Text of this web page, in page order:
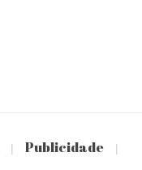
| Publicidade |